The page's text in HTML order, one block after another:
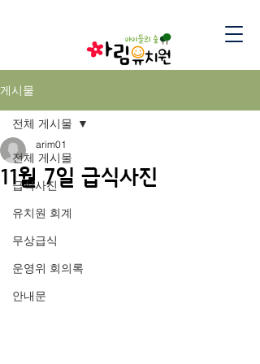
게시물
전체 게시물
급식사진
유치원 회계
무상급식
운영위 회의록
안내문
전체 게시물
11월 7일 급식사진
arim01